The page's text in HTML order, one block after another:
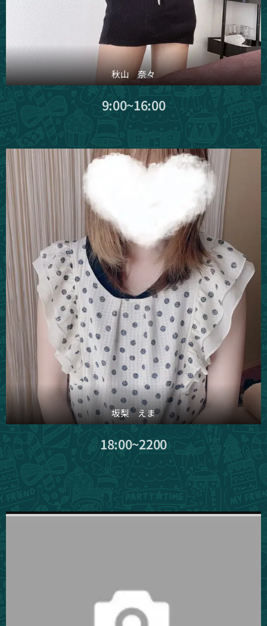
秋山 奈々
9:00~16:00
坂梨 えま
18:00~2200